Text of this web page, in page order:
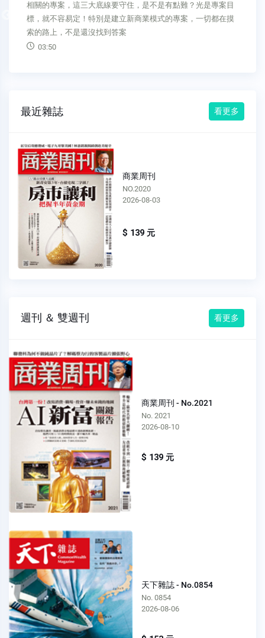
Previous
金，並派遣一個幹練的專業經理人去負責，看起來一切萬事具
備，就等著收成，期待有好的結果。類似的狀況，我們有多次
經驗，但大都沒有好結果，通常都
04:10
最近雜誌 看更多
商業周刊
NO.2019
2026-07-27
$ 139 元
週刊 ＆ 雙週刊 看更多
商業周刊 - No.2021
No. 2021
2026-08-10
$ 139 元
天下雜誌 - No.0854
No. 0854
2026-08-06